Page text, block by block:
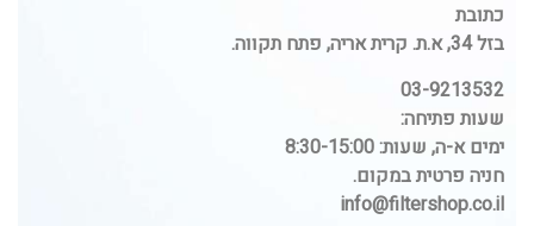
כתובת
בזל 34, א.ת. קרית אריה, פתח תקווה.
03-9213532
שעות פתיחה:
ימים א-ה, שעות: 8:30-15:00
חניה פרטית במקום.
info@filtershop.co.il